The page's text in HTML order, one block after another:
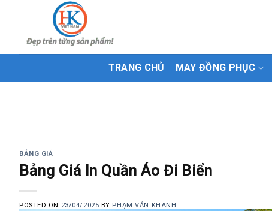
content
TRANG CHỦ MAY ĐỒNG PHỤC
BẢNG GIÁ
Bảng Giá In Quần Áo Đi Biển
POSTED ON 23/04/2025 BY PHẠM VĂN KHANH